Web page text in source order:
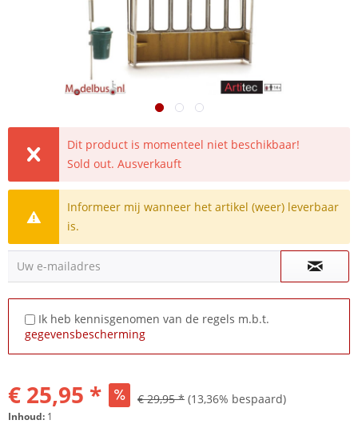
Dit product is momenteel niet beschikbaar!
Sold out. Ausverkauft
Informeer mij wanneer het artikel (weer) leverbaar
is.
Uw e-mailadres
Ik heb kennisgenomen van de regels m.b.t.
gegevensbescherming
€ 25,95 * € 29,95 * (13,36% bespaard)
Inhoud: 1